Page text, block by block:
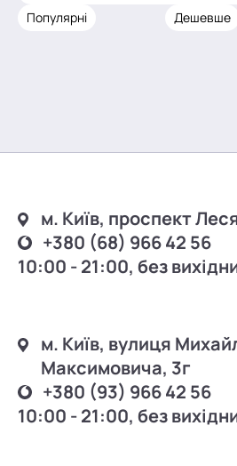
Популярні
Дешевше
м. Київ, проспект
+380 (68) 966 42 56
10:00 - 21:00, без
м. Київ, вулиця
Максимовича, 3г
+380 (93) 966 42 56
10:00 - 21:00, без